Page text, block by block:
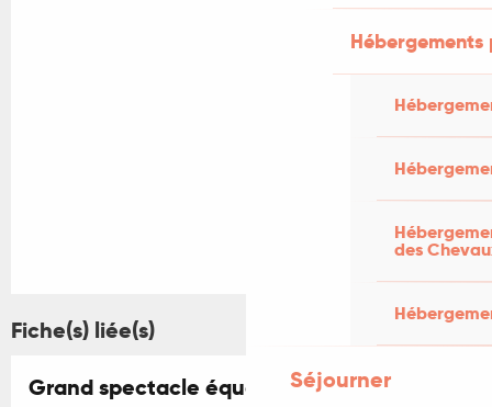
des
Séjourner
Fiche(s) liée(s)
Grand spectacle équestre